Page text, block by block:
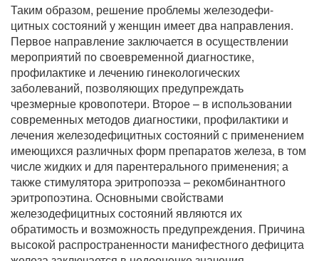
Таким образом, решение проблемы железодефи-
цитных состояний у женщин имеет два направления.
Первое направление заключается в осуществлении
мероприятий по своевременной диагностике,
профилактике и лечению гинекологических
заболеваний, позволяющих предупреждать
чрезмерные кровопотери. Второе – в использовании
современных методов диагностики, профилактики и
лечения железодефицитных состояний с применением
имеющихся различных форм препаратов железа, в том
числе жидких и для парентерального применения; а
также стимулятора эритропоэза – рекомбинантного
эритропоэтина. Основными свойствами
железодефицитных состояний являются их
обратимость и возможность предупреждения. Причина
высокой распространенности манифестного дефицита